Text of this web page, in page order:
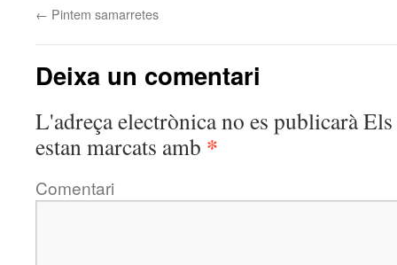
← Pintem samarretes
Deixa un comentari
L'adreça electrònica no es publicaràEls
estan marcats amb *
Comentari